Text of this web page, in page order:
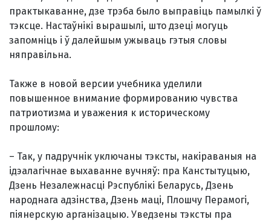
практыкаванне, дзе трэба было выправіць памылкі ў
тэксце. Настаўнікі вырашылі, што дзеці могуць
запомніць і ў далейшым ужываць гэтыя словы
няправільна.
Также в новой версии учебника уделили
повышенное внимание формированию чувства
патриотизма и уважения к историческому
прошлому:
– Так, у падручнік уключаны тэксты, накіраваныя на
ідэалагічнае выхаванне вучняў: пра Канстытуцыю,
Дзень Незалежнасці Рэспублікі Беларусь, Дзень
народнага адзінства, Дзень маці, Плошчу Перамогі,
піянерскую арганізацыю. Уведзены тэксты пра